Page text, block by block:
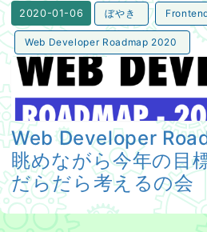
2020-01-06 ぼやき
Web Developer Roadmap 2020
Web Developer Roadmap
Web Developer
眺めながら今年の目
だらだら考えるの会